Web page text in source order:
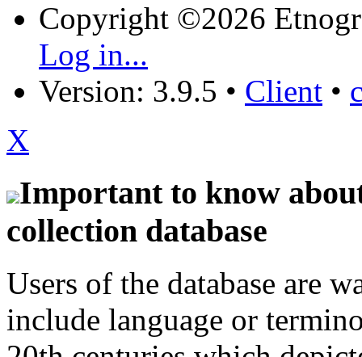
Copyright ©2026
Log in...
Version: 3.9.5 • Client •
X
Important to know
collection database
Users of the database are
include language or